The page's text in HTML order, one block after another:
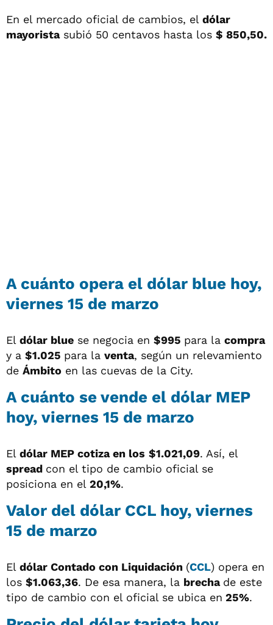
En el mercado oficial de cambios, el dólar
mayoristasubió 50 centavos hasta los $ 850,50.
A cuánto opera el dólar blue hoy,
viernes 15 de marzo
El dólar blue se negocia en $995 para la compra
y a $1.025 para la venta, según un relevamiento
de Ámbito en las cuevas de la City.
A cuánto se vende el dólar MEP
hoy, viernes 15 de marzo
El dólar MEP cotiza en los $1.021,09. Así, el
spread con el tipo de cambio oficial se
posiciona en el 20,1%.
Valor del dólar CCL hoy, viernes
15 de marzo
El dólar Contado con Liquidación (CCL) opera en
los $1.063,36. De esa manera, la brecha de este
tipo de cambio con el oficial se ubica en 25%.